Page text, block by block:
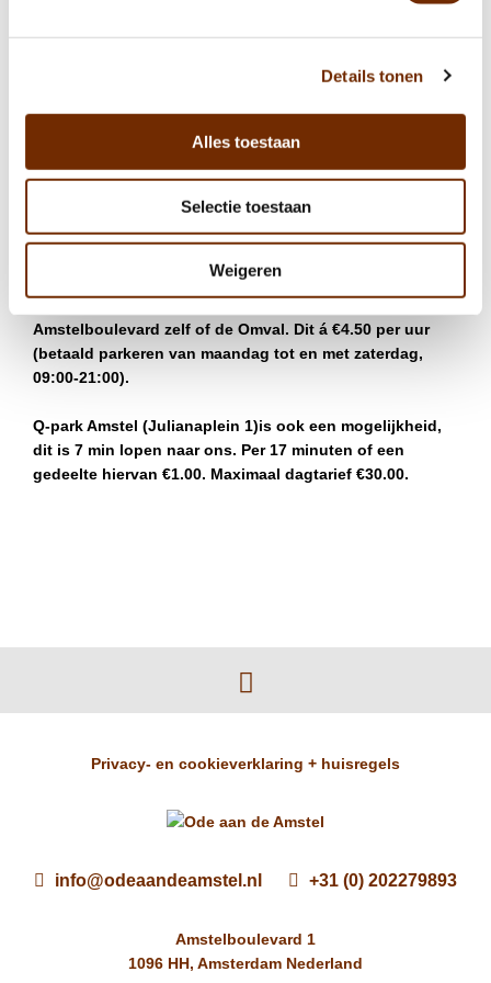
Details tonen
Alles toestaan
Selectie toestaan
Weigeren
maaltijd in dit toprestaurant met je bezoek aan het
Ons restaurant ligt op slechts een paar minuten lopen
van het Amstelstation, met veel verschillende opties op
kunt de metro, bus of trein nemen om op het
Amstelstation te komen en vervolgens gemakkelijk naar
beneden lopen naar het restaurant.
Parkeren bij Ode Aan de Amstel
Amstelboulevard zelf of de Omval. Dit á €4.50 per uur
(betaald parkeren van maandag tot en met zaterdag,
09:00-21:00).
Q-park Amstel (Julianaplein 1)is ook een mogelijkheid,
dit is 7 min lopen naar ons. Per 17 minuten of een
gedeelte hiervan €1.00. Maximaal dagtarief €30.00.
Privacy- en cookieverklaring + huisregels
info@odeaandeamstel.nl +31 (0) 202279893
Amstelboulevard 1
1096 HH, Amsterdam Nederland